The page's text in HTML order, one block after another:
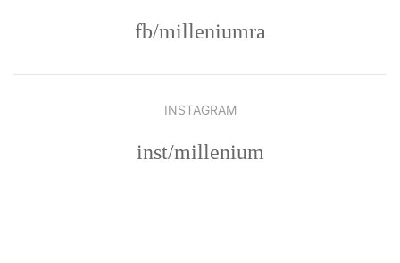
fb/milleniumra
INSTAGRAM
inst/millenium